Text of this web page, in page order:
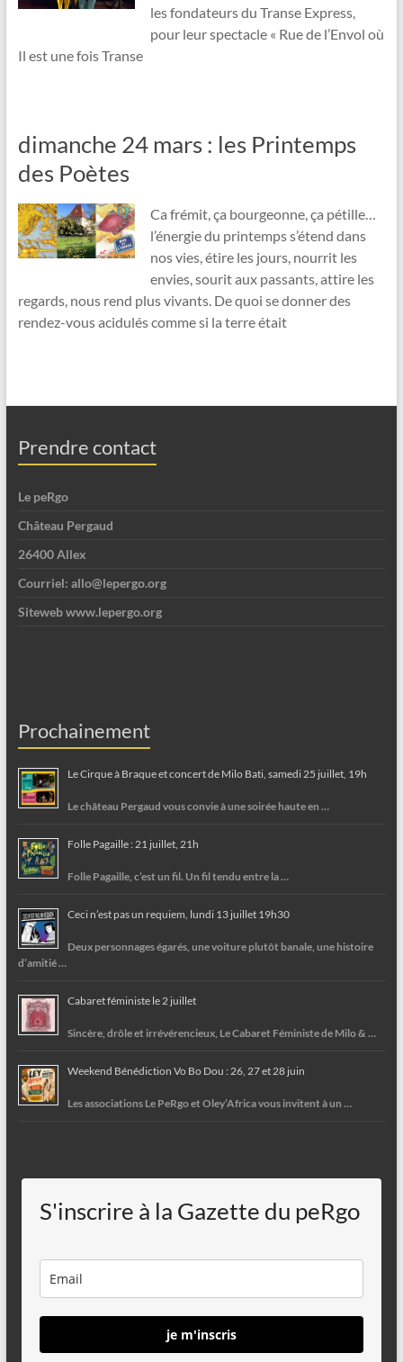
les fondateurs du Transe Express,
pour leur spectacle « Rue de l’Envol où
Il est une fois Transe
dimanche 24 mars : les Printemps
des Poètes
Ca frémit, ça bourgeonne, ça pétille…
l’énergie du printemps s’étend dans
nos vies, étire les jours, nourrit les
envies, sourit aux passants, attire les
regards, nous rend plus vivants. De quoi se donner des
rendez-vous acidulés comme si la terre était
Prendre contact
Le peRgo
Château Pergaud
26400 Allex
Courriel: allo@lepergo.org
Siteweb www.lepergo.org
Prochainement
Le Cirque à Braque et concert de Milo Bati, samedi 25 juillet, 19h
Le château Pergaud vous convie à une soirée haute en …
Folle Pagaille : 21 juillet, 21h
Folle Pagaille, c’est un fil. Un fil tendu entre la …
Ceci n’est pas un requiem, lundi 13 juillet 19h30
Deux personnages égarés, une voiture plutôt banale, une histoire
d’amitié …
Cabaret féministe le 2 juillet
Sincère, drôle et irrévérencieux, Le Cabaret Féministe de Milo & …
Weekend Bénédiction Vo Bo Dou : 26, 27 et 28 juin
Les associations Le PeRgo et Oley’Africa vous invitent à un …
S'inscrire à la Gazette du peRgo
je m'inscris